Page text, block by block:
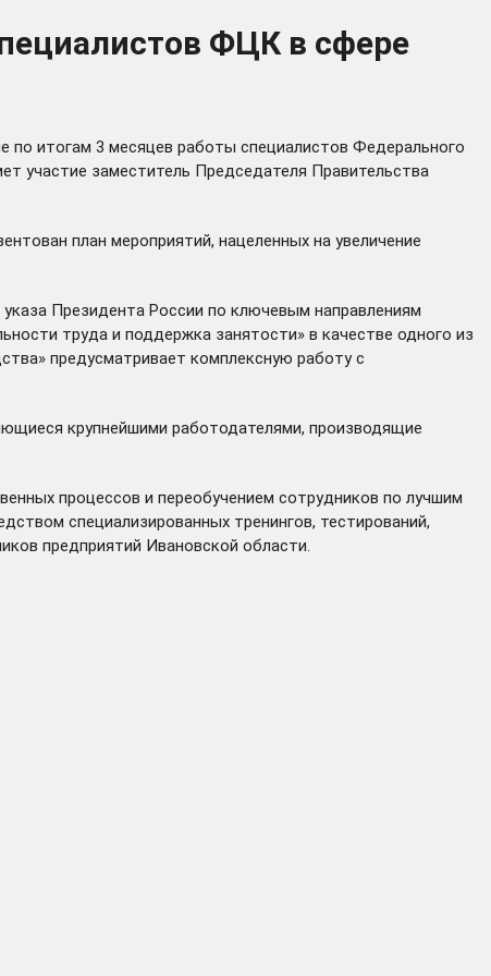
ФЦК в сфере
по итогам 3 месяцев работы специалистов Федерального
участие заместитель Председателя Правительства
план мероприятий, нацеленных на увеличение
Президента России по ключевым направлениям
труда и поддержка занятости» в качестве одного из
предусматривает комплексную работу с
крупнейшими работодателями, производящие
процессов и переобучением сотрудников по лучшим
специализированных тренингов, тестирований,
предприятий Ивановской области.